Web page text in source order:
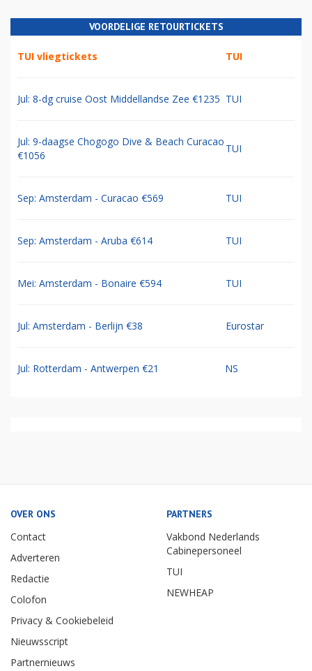
VOORDELIGE RETOURTICKETS
TUI vliegtickets TUI
Jul: 8-dg cruise Oost Middellandse Zee €1235 TUI
Jul: 9-daagse Chogogo Dive & Beach Curacao
€1056
TUI
Sep: Amsterdam - Curacao €569 TUI
Sep: Amsterdam - Aruba €614 TUI
Mei: Amsterdam - Bonaire €594 TUI
Jul: Amsterdam - Berlijn €38 Eurostar
Jul: Rotterdam - Antwerpen €21 NS
OVER ONS
Contact
Adverteren
Redactie
Colofon
Privacy & Cookiebeleid
Nieuwsscript
Partnernieuws
PARTNERS
Vakbond Nederlands
Cabinepersoneel
TUI
NEWHEAP